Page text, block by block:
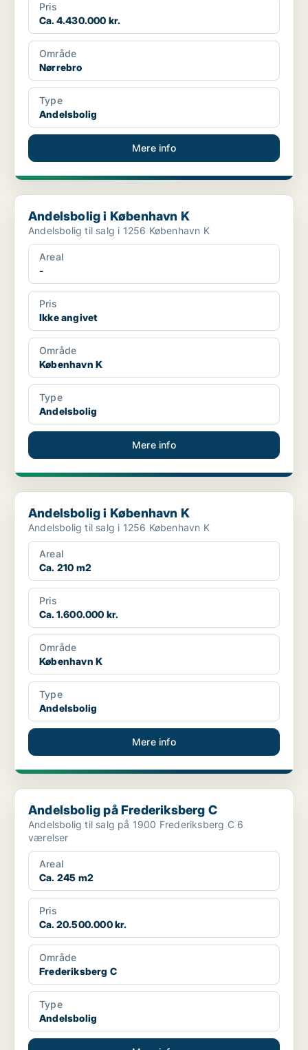
Pris
Ca. 4.430.000 kr.
Område
Nørrebro
Type
Andelsbolig
Mere info
Andelsbolig i København K
Andelsbolig i København K
Andelsbolig til salg i 1256 København K
Areal
-
Pris
Ikke angivet
Område
København K
Type
Andelsbolig
Mere info
Andelsbolig i København K
Andelsbolig i København K
Andelsbolig til salg i 1256 København K
Areal
Ca. 210 m2
Pris
Ca. 1.600.000 kr.
Område
København K
Type
Andelsbolig
Mere info
Andelsbolig på Frederiksberg C
Andelsbolig på Frederiksberg C
Andelsbolig til salg på 1900 Frederiksberg C 6
værelser
Areal
Ca. 245 m2
Pris
Ca. 20.500.000 kr.
Område
Frederiksberg C
Type
Andelsbolig